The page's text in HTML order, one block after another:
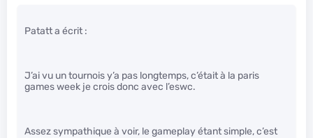
Patatt a écrit :
J’ai vu un tournois y’a pas longtemps, c’était à la paris
games week je crois donc avec l’eswc.
Assez sympathique à voir, le gameplay étant simple, c’est